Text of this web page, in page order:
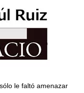
le faltó amenazar